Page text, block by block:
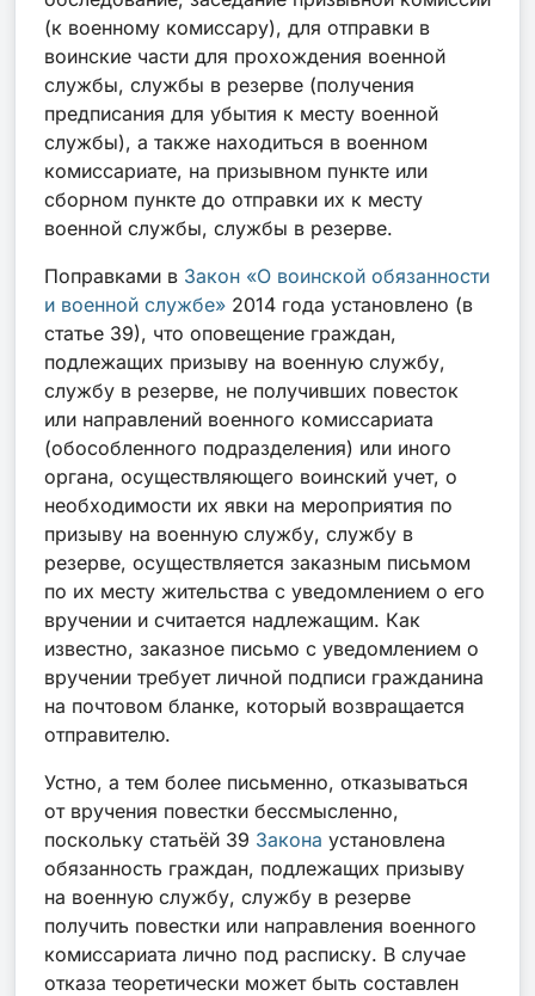
(к военному комиссару), для отправки в
воинские части для прохождения военной
службы, службы в резерве (получения
предписания для убытия к месту военной
службы), а также находиться в военном
комиссариате, на призывном пункте или
сборном пункте до отправки их к месту
военной службы, службы в резерве.
Поправками в Закон «О воинской обязанности
и военной службе» 2014 года установлено (в
статье 39), что оповещение граждан,
подлежащих призыву на военную службу,
службу в резерве, не получивших повесток
или направлений военного комиссариата
(обособленного подразделения) или иного
органа, осуществляющего воинский учет, о
необходимости их явки на мероприятия по
призыву на военную службу, службу в
резерве, осуществляется заказным письмом
по их месту жительства с уведомлением о его
вручении и считается надлежащим. Как
известно, заказное письмо с уведомлением о
вручении требует личной подписи гражданина
на почтовом бланке, который возвращается
отправителю.
Устно, а тем более письменно, отказываться
от вручения повестки бессмысленно,
поскольку статьёй 39 Закона установлена
обязанность граждан, подлежащих призыву
на военную службу, службу в резерве
получить повестки или направления военного
комиссариата лично под расписку. В случае
отказа теоретически может быть составлен